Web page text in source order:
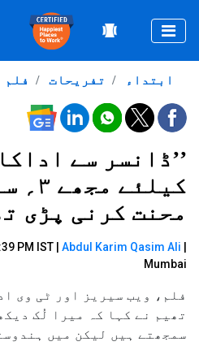
فلم تفریحات ابتداء
’’ڈانسر سے
محنت کرنی پڑی
PM IST | Abdul Karim Qasim Ali
Mumbai
فلم، ویب سیریز اور ٹی وی
تھیم نے کہا کہ میرا لُک
سمجھتے ہیں لیکن میں